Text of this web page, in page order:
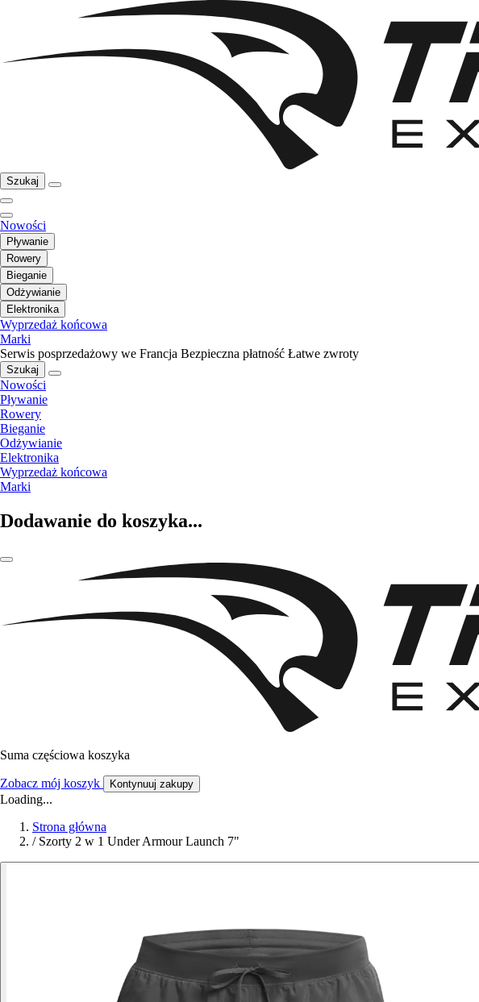
Szukaj
Nowości
Pływanie
Rowery
Bieganie
Odżywianie
Elektronika
Wyprzedaż końcowa
Marki
Serwis posprzedażowy we Francja Bezpieczna płatność Łatwe zwroty
Szukaj
Nowości
Pływanie
Rowery
Bieganie
Odżywianie
Elektronika
Wyprzedaż końcowa
Marki
Dodawanie do koszyka...
Suma częściowa koszyka
Zobacz mój koszyk Kontynuuj zakupy
Loading...
Strona główna
/ Szorty 2 w 1 Under Armour Launch 7"